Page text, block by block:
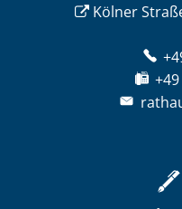
Kölner